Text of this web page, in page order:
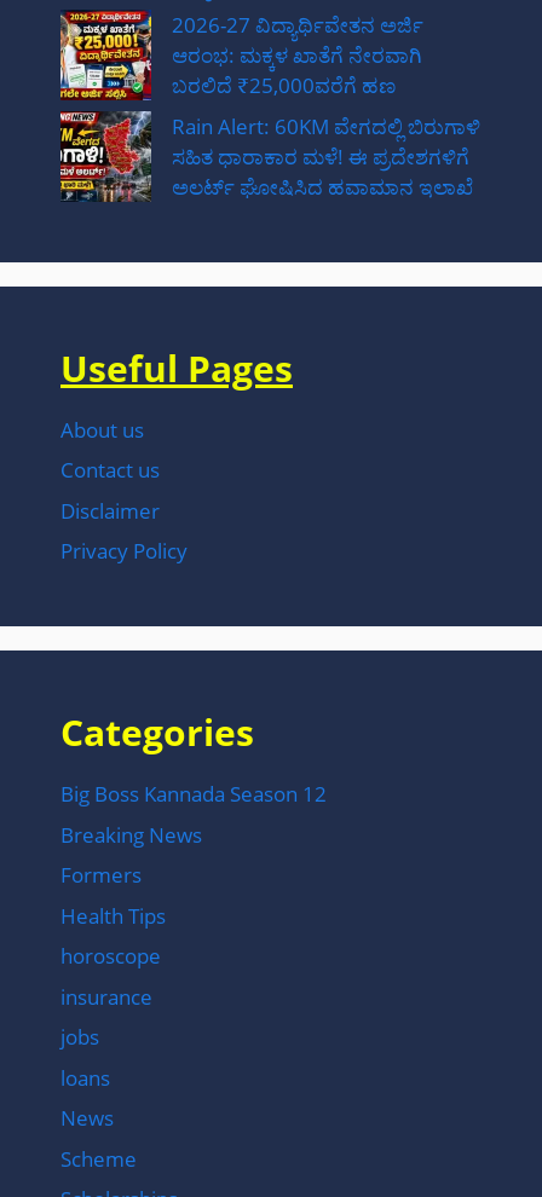
2026-27 ವಿದ್ಯಾರ್ಥಿವೇತನ ಅರ್ಜಿ
ಆರಂಭ: ಮಕ್ಕಳ ಖಾತೆಗೆ ನೇರವಾಗಿ
ಬರಲಿದೆ ₹25,000ವರೆಗೆ ಹಣ
Rain Alert: 60KM ವೇಗದಲ್ಲಿ ಬಿರುಗಾಳಿ
ಸಹಿತ ಧಾರಾಕಾರ ಮಳೆ! ಈ ಪ್ರದೇಶಗಳಿಗೆ
ಅಲರ್ಟ್ ಘೋಷಿಸಿದ ಹವಾಮಾನ ಇಲಾಖೆ
Useful Pages
About us
Contact us
Disclaimer
Privacy Policy
Categories
Big Boss Kannada Season 12
Breaking News
Formers
Health Tips
horoscope
insurance
jobs
loans
News
Scheme